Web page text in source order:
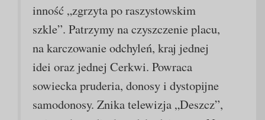
inność „zgrzyta po raszystowskim
szkle”. Patrzymy na czyszczenie placu,
na karczowanie odchyleń, kraj jednej
idei oraz jednej Cerkwi. Powraca
sowiecka pruderia, donosy i dystopijne
samodonosy. Znika telewizja „Deszcz”,